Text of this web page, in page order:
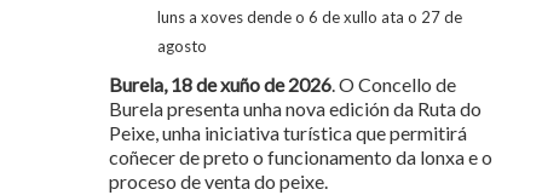
luns a xoves dende o 6 de xullo ata o 27 de
agosto
Burela, 18 de xuño de 2026. O Concello de
Burela presenta unha nova edición da Ruta do
Peixe, unha iniciativa turística que permitirá
coñecer de preto o funcionamento da lonxa e o
proceso de venta do peixe.